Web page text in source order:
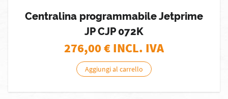
Centralina programmabile Jetprime
JP CJP 072K
276,00€ INCL. IVA
Aggiungi al carrello